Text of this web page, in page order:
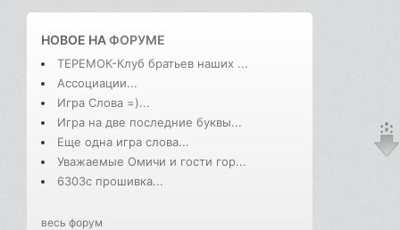
НОВОЕ НАФОРУМЕ
ТЕРЕМОК-Клуб братьев наших ...
Ассоциации...
Игра Слова =)...
Игра на две последние буквы...
Еще одна игра слова...
Уважаемые Омичи и гости гор...
6303с прошивка...
весь форум